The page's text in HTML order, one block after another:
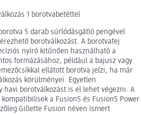
1 borotvabetéttel
5 darab súrlódásgátló pengével
borotválkozást. A borotvafej
nyíró kitűnően használható a
formázásához, például a bajusz vagy
ellátott borotva jelzi, ha már
körülményei. Egyetlen
havi borotválkozást is el lehet végezni. A
a Fusion5 és Fusion5 Power
Gillette Fusion néven ismert